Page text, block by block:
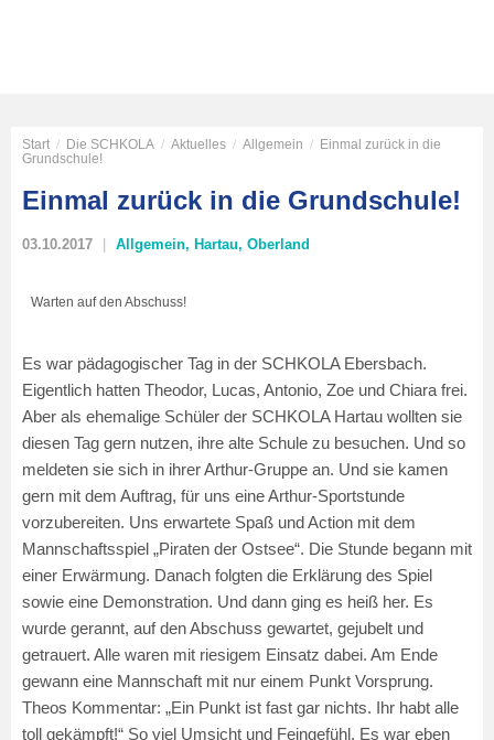
Start / Die SCHKOLA / Aktuelles / Allgemein / Einmal zurück in die
Grundschule!
Einmal zurück in die Grundschule!
03.10.2017 Allgemein, Hartau, Oberland
Warten auf den Abschuss!
Es war pädagogischer Tag in der SCHKOLA Ebersbach.
Eigentlich hatten Theodor, Lucas, Antonio, Zoe und Chiara frei.
Aber als ehemalige Schüler der SCHKOLA Hartau wollten sie
diesen Tag gern nutzen, ihre alte Schule zu besuchen. Und so
meldeten sie sich in ihrer Arthur-Gruppe an. Und sie kamen
gern mit dem Auftrag, für uns eine Arthur-Sportstunde
vorzubereiten. Uns erwartete Spaß und Action mit dem
Mannschaftsspiel „Piraten der Ostsee“. Die Stunde begann mit
einer Erwärmung. Danach folgten die Erklärung des Spiel
sowie eine Demonstration. Und dann ging es heiß her. Es
wurde gerannt, auf den Abschuss gewartet, gejubelt und
getrauert. Alle waren mit riesigem Einsatz dabei. Am Ende
gewann eine Mannschaft mit nur einem Punkt Vorsprung.
Theos Kommentar: „Ein Punkt ist fast gar nichts. Ihr habt alle
toll gekämpft!“ So viel Umsicht und Feingefühl. Es war eben